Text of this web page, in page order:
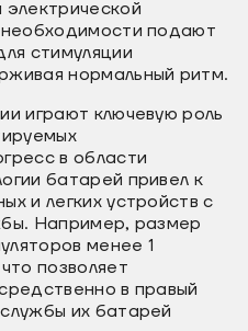
подают
стимуляции
нормальный ритм.
играют ключевую роль
в области
батарей привел к
и легких устройств с
Например, размер
менее 1
позволяет
в правый
их батарей